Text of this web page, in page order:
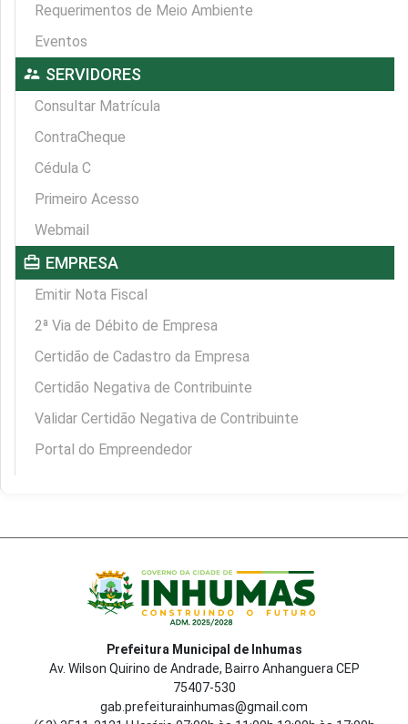
Requerimentos de Meio Ambiente
Eventos
supervisor_account SERVIDORES
Consultar Matrícula
ContraCheque
Cédula C
Primeiro Acesso
Webmail
card_travel EMPRESA
Emitir Nota Fiscal
2ª Via de Débito de Empresa
Certidão de Cadastro da Empresa
Certidão Negativa de Contribuinte
Validar Certidão Negativa de Contribuinte
Portal do Empreendedor
Prefeitura Municipal de Inhumas
Av. Wilson Quirino de Andrade, Bairro Anhanguera CEP
75407-530
gab.prefeiturainhumas@gmail.com